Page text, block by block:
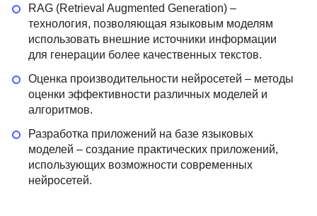
RAG (Retrieval Augmented Generation) –
технология, позволяющая языковым моделям
использовать внешние источники информации
для генерации более качественных текстов.
Оценка производительности нейросетей – методы
оценки эффективности различных моделей и
алгоритмов.
Разработка приложений на базе языковых
моделей – создание практических приложений,
использующих возможности современных
нейросетей.